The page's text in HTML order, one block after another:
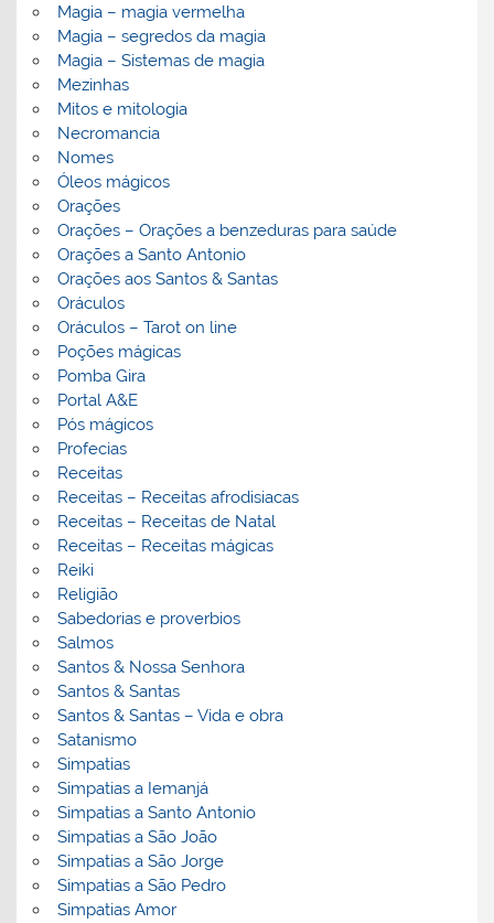
Magia – magia vermelha
Magia – segredos da magia
Magia – Sistemas de magia
Mezinhas
Mitos e mitologia
Necromancia
Nomes
Óleos mágicos
Orações
Orações – Orações a benzeduras para saúde
Orações a Santo Antonio
Orações aos Santos & Santas
Oráculos
Oráculos – Tarot on line
Poções mágicas
Pomba Gira
Portal A&E
Pós mágicos
Profecias
Receitas
Receitas – Receitas afrodisiacas
Receitas – Receitas de Natal
Receitas – Receitas mágicas
Reiki
Religião
Sabedorias e proverbios
Salmos
Santos & Nossa Senhora
Santos & Santas
Santos & Santas – Vida e obra
Satanismo
Simpatias
Simpatias a Iemanjá
Simpatias a Santo Antonio
Simpatias a São João
Simpatias a São Jorge
Simpatias a São Pedro
Simpatias Amor